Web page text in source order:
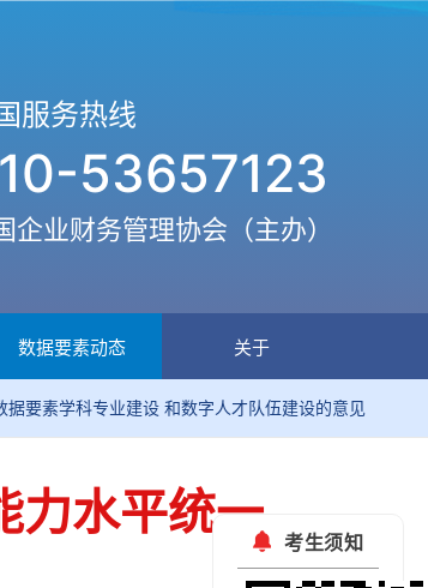
服务热线
53657123
企业财务管理协会（主办）
数据要素动态 关于
科专业建设 和数字人才队伍建设的意见
力水平统一
考生须知